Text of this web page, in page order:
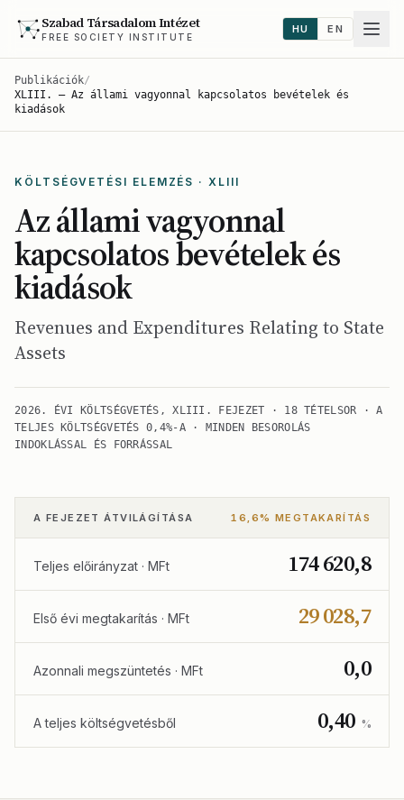
Szabad Társadalom Intézet
FREE SOCIETY INSTITUTE
HU EN
Publikációk/
XLIII. — Az állami vagyonnal kapcsolatos bevételek és
kiadások
KÖLTSÉGVETÉSI ELEMZÉS · XLIII
Az állami vagyonnal
kapcsolatos bevételek és
kiadások
Revenues and Expenditures Relating to State
Assets
2026. ÉVI KÖLTSÉGVETÉS, XLIII. FEJEZET · 18 TÉTELSOR · A
TELJES KÖLTSÉGVETÉS 0,4%-A · MINDEN BESOROLÁS
INDOKLÁSSAL ÉS FORRÁSSAL
A FEJEZET ÁTVILÁGÍTÁSA 16,6% MEGTAKARÍTÁS
Teljes előirányzat · MFt 174 620,8
Első évi megtakarítás · MFt 29 028,7
Azonnali megszüntetés · MFt 0,0
A teljes költségvetésből 0,40 %